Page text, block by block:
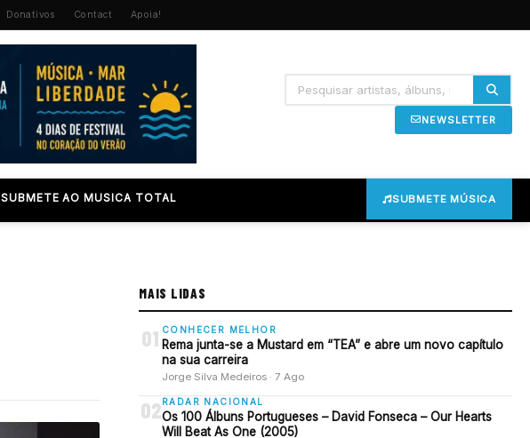
Donativos Contact Apoia!
NEWSLETTER
SUBMETE AO MUSICA TOTAL SUBMETE MÚSICA
MAIS LIDAS
01 CONHECER MELHOR
Rema junta-se a Mustard em “TEA” e abre um novo capítulo
na sua carreira
Jorge Silva Medeiros · 7 Ago
02 RADAR NACIONAL
Os 100 Álbuns Portugueses – David Fonseca – Our Hearts
Will Beat As One (2005)